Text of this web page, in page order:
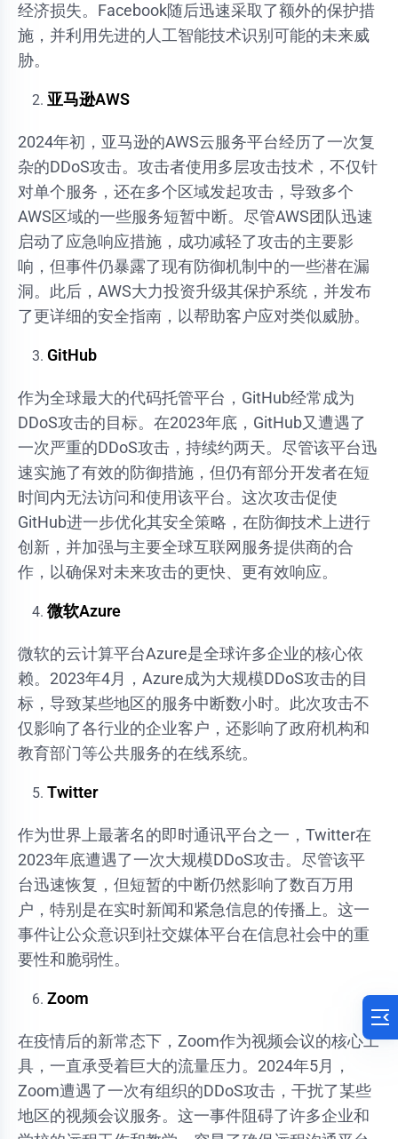
经济损失。Facebook随后迅速采取了额外的保护措
施，并利用先进的人工智能技术识别可能的未来威
胁。
亚马逊AWS
2024年初，亚马逊的AWS云服务平台经历了一次复
杂的DDoS攻击。攻击者使用多层攻击技术，不仅针
对单个服务，还在多个区域发起攻击，导致多个
AWS区域的一些服务短暂中断。尽管AWS团队迅速
启动了应急响应措施，成功减轻了攻击的主要影
响，但事件仍暴露了现有防御机制中的一些潜在漏
洞。此后，AWS大力投资升级其保护系统，并发布
了更详细的安全指南，以帮助客户应对类似威胁。
GitHub
作为全球最大的代码托管平台，GitHub经常成为
DDoS攻击的目标。在2023年底，GitHub又遭遇了
一次严重的DDoS攻击，持续约两天。尽管该平台迅
速实施了有效的防御措施，但仍有部分开发者在短
时间内无法访问和使用该平台。这次攻击促使
GitHub进一步优化其安全策略，在防御技术上进行
创新，并加强与主要全球互联网服务提供商的合
作，以确保对未来攻击的更快、更有效响应。
微软Azure
微软的云计算平台Azure是全球许多企业的核心依
赖。2023年4月，Azure成为大规模DDoS攻击的目
标，导致某些地区的服务中断数小时。此次攻击不
仅影响了各行业的企业客户，还影响了政府机构和
教育部门等公共服务的在线系统。
Twitter
作为世界上最著名的即时通讯平台之一，Twitter在
2023年底遭遇了一次大规模DDoS攻击。尽管该平
台迅速恢复，但短暂的中断仍然影响了数百万用
户，特别是在实时新闻和紧急信息的传播上。这一
事件让公众意识到社交媒体平台在信息社会中的重
要性和脆弱性。
Zoom
在疫情后的新常态下，Zoom作为视频会议的核心工
具，一直承受着巨大的流量压力。2024年5月，
Zoom遭遇了一次有组织的DDoS攻击，干扰了某些
地区的视频会议服务。这一事件阻碍了许多企业和